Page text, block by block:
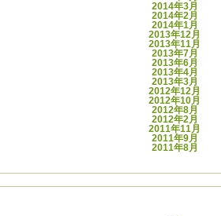
2014年3月
2014年2月
2014年1月
2013年12月
2013年11月
2013年7月
2013年6月
2013年4月
2013年3月
2012年12月
2012年10月
2012年8月
2012年2月
2011年11月
2011年9月
2011年8月